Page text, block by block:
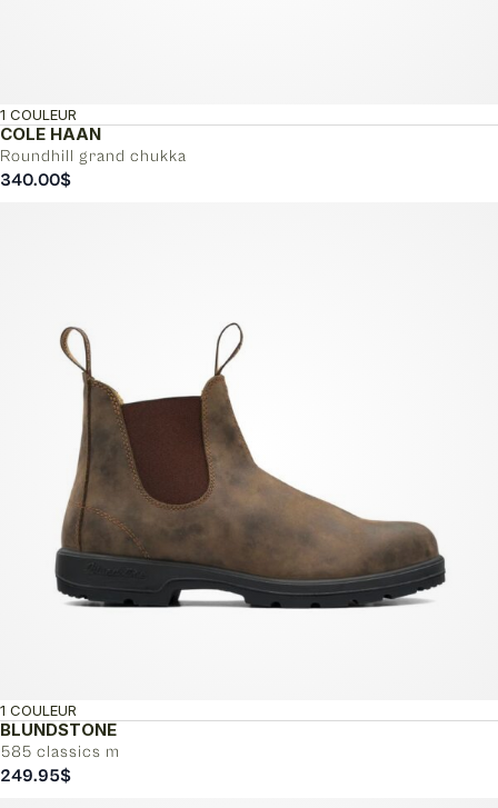
COLE HAAN
Roundhill grand chukka
1 COULEUR
340.00$
BLUNDSTONE
585 classics m
1 COULEUR
249.95$